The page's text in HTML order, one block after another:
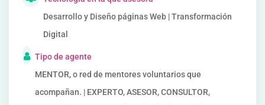
Desarrollo y Diseño páginas Web | Transformación
Digital
Tipo de agente
MENTOR, o red de mentores voluntarios que
acompañan. | EXPERTO, ASESOR, CONSULTOR,